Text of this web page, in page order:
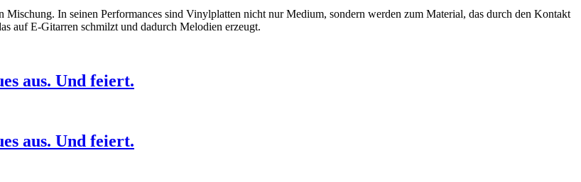
In seinen Performances sind Vinylplatten nicht nur Medium, sondern werden zum Material, das durch den Kontakt
auf E-Gitarren schmilzt und dadurch Melodien erzeugt.
aus. Und feiert.
aus. Und feiert.